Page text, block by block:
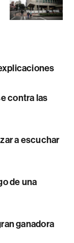
contra las
a escuchar
de una
ganadora